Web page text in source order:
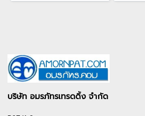
บริษัท อมรภัทรเทรดดิ้ง จำกัด